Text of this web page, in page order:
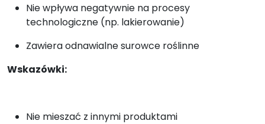
Nie wpływa negatywnie na procesy
technologiczne (np. lakierowanie)
Zawiera odnawialne surowce roślinne
Wskazówki:
Nie mieszać z innymi produktami